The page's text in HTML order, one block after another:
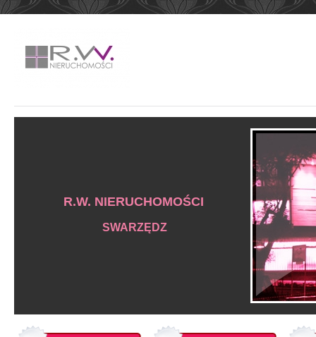
R.W. NIERUCHOMOŚCI
SWARZĘDZ